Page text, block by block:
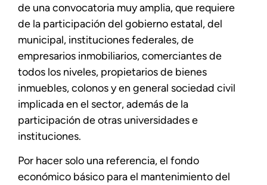
de una convocatoria muy amplia, que requiere
de la participación del gobierno estatal, del
municipal, instituciones federales, de
empresarios inmobiliarios, comerciantes de
todos los niveles, propietarios de bienes
inmuebles, colonos y en general sociedad civil
implicada en el sector, además de la
participación de otras universidades e
instituciones.
Por hacer solo una referencia, el fondo
económico básico para el mantenimiento del